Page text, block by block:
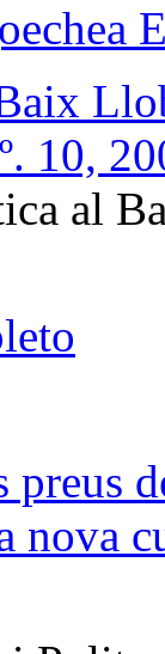
10,
al
nova